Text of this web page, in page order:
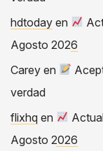
hdtoday en
Agosto 2026
Carey en
verdad
flixhq en
Agosto 2026